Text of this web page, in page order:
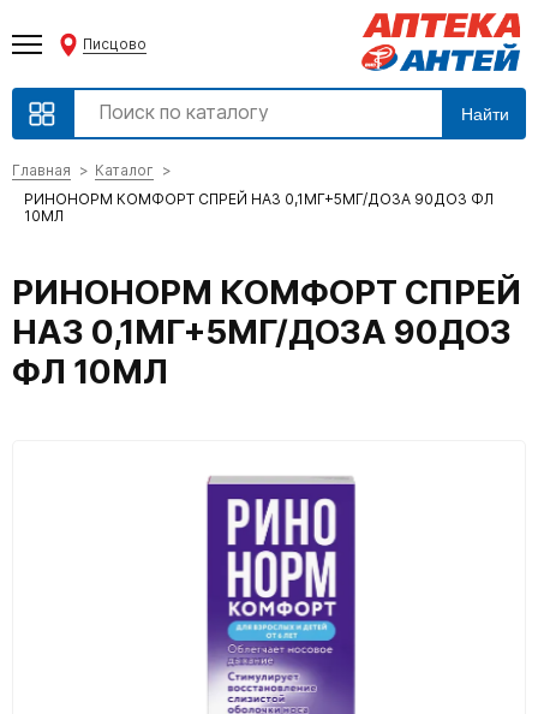
Писцово
Найти
Главная
Каталог
РИНОНОРМ КОМФОРТ СПРЕЙ НАЗ 0,1МГ+5МГ/ДОЗА 90ДОЗ ФЛ
10МЛ
РИНОНОРМ КОМФОРТ СПРЕЙ
НАЗ 0,1МГ+5МГ/ДОЗА 90ДОЗ
ФЛ 10МЛ